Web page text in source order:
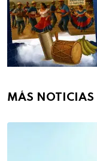
MÁS NOTICIAS